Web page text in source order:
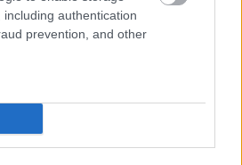
including authentication
prevention, and other
kedvessége sem segít